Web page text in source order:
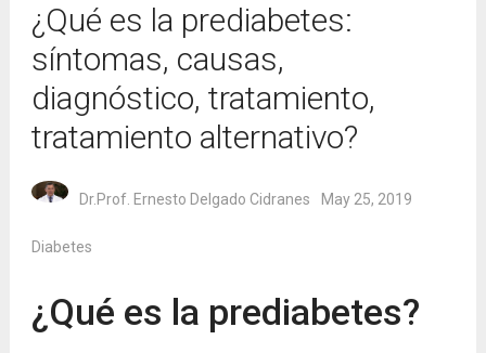
¿Qué es la prediabetes:
síntomas, causas,
diagnóstico, tratamiento,
tratamiento alternativo?
Dr.Prof. Ernesto Delgado Cidranes May 25, 2019
Diabetes
¿Qué es la prediabetes?